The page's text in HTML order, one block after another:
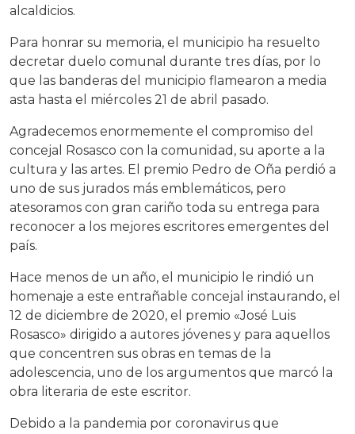
alcaldicios.
Para honrar su memoria, el municipio ha resuelto
decretar duelo comunal durante tres días, por lo
que las banderas del municipio flamearon a media
asta hasta el miércoles 21 de abril pasado.
Agradecemos enormemente el compromiso del
concejal Rosasco con la comunidad, su aporte a la
cultura y las artes. El premio Pedro de Oña perdió a
uno de sus jurados más emblemáticos, pero
atesoramos con gran cariño toda su entrega para
reconocer a los mejores escritores emergentes del
país.
Hace menos de un año, el municipio le rindió un
homenaje a este entrañable concejal instaurando, el
12 de diciembre de 2020, el premio «José Luis
Rosasco» dirigido a autores jóvenes y para aquellos
que concentren sus obras en temas de la
adolescencia, uno de los argumentos que marcó la
obra literaria de este escritor.
Debido a la pandemia por coronavirus que